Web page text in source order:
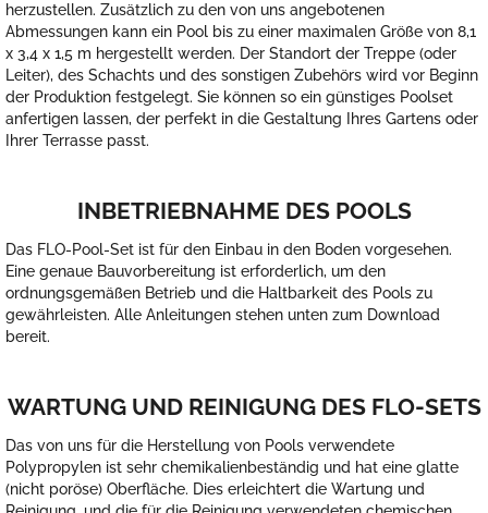
herzustellen. Zusätzlich zu den von uns angebotenen
Abmessungen kann ein Pool bis zu einer maximalen Größe von 8,1
x 3,4 x 1,5 m hergestellt werden. Der Standort der Treppe (oder
Leiter), des Schachts und des sonstigen Zubehörs wird vor Beginn
der Produktion festgelegt. Sie können so ein günstiges Poolset
anfertigen lassen, der perfekt in die Gestaltung Ihres Gartens oder
Ihrer Terrasse passt.
INBETRIEBNAHME DES POOLS
Das FLO-Pool-Set ist für den Einbau in den Boden vorgesehen.
Eine genaue Bauvorbereitung ist erforderlich, um den
ordnungsgemäßen Betrieb und die Haltbarkeit des Pools zu
gewährleisten. Alle Anleitungen stehen unten zum Download
bereit.
WARTUNG UND REINIGUNG DES FLO-SETS
Das von uns für die Herstellung von Pools verwendete
Polypropylen ist sehr chemikalienbeständig und hat eine glatte
(nicht poröse) Oberfläche. Dies erleichtert die Wartung und